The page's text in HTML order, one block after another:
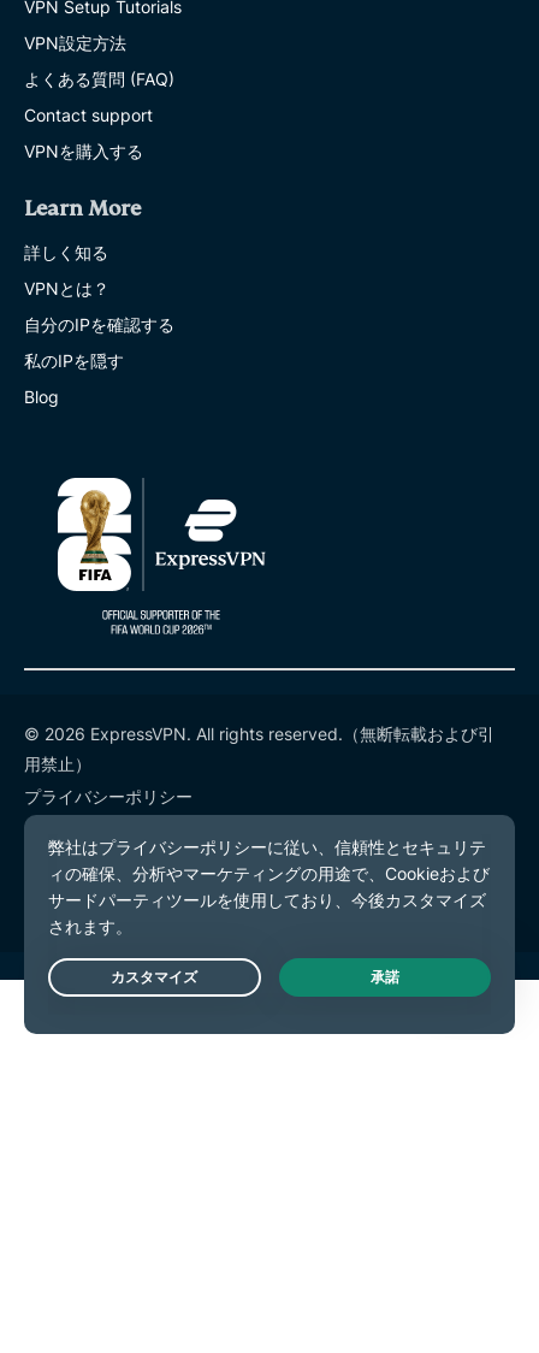
VPN Setup Tutorials
VPN設定方法
よくある質問 (FAQ)
Contact support
VPNを購入する
Learn More
詳しく知る
VPNとは？
自分のIPを確認する
私のIPを隠す
Blog
© 2026 ExpressVPN. All rights reserved.（無断転載および引
用禁止）
プライバシーポリシー
利用規約
Cookieの設定
Live Chat